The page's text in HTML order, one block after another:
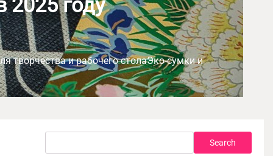
году
творчества и рабочего столаЭко-сумки и
Search